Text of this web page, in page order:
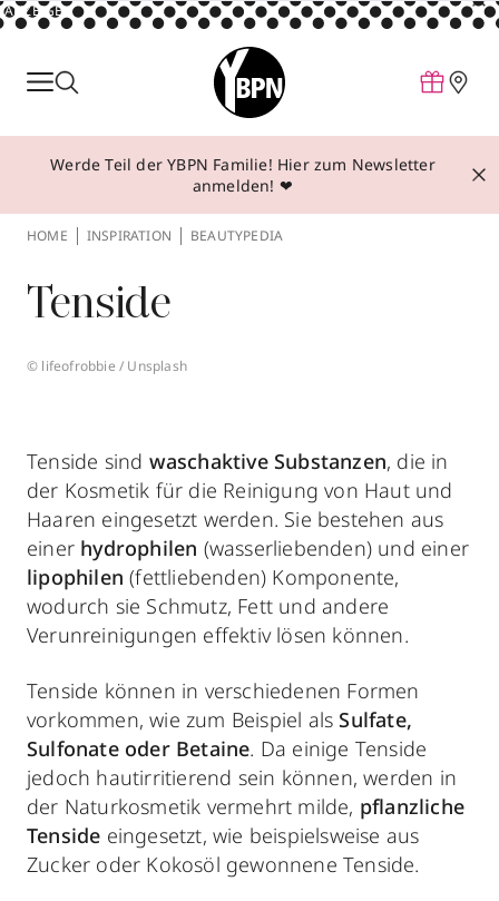
ANZEIGE
Parfum
Make-up
Behandlungen
Über YBPN
Aktionen
Werde Teil der YBPN Familie! Hier zum Newsletter
anmelden! ❤
HOME INSPIRATION BEAUTYPEDIA
Tenside
© lifeofrobbie / Unsplash
Tenside sind waschaktive Substanzen, die in
der Kosmetik für die Reinigung von Haut und
Haaren eingesetzt werden. Sie bestehen aus
einer hydrophilen (wasserliebenden) und einer
lipophilen(fettliebenden) Komponente,
wodurch sie Schmutz, Fett und andere
Verunreinigungen effektiv lösen können.
Tenside können in verschiedenen Formen
vorkommen, wie zum Beispiel als Sulfate,
Sulfonate oder Betaine. Da einige Tenside
jedoch hautirritierend sein können, werden in
der Naturkosmetik vermehrt milde, pflanzliche
Tenside eingesetzt, wie beispielsweise aus
Zucker oder Kokosöl gewonnene Tenside.